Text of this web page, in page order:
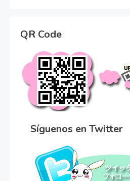
QR Code
Síguenos en Twitter